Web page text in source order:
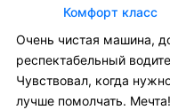
Комфорт класс
Очень чистая машина,
респектабельный
Чувствовал, когда
лучше помолчать. Мечта!